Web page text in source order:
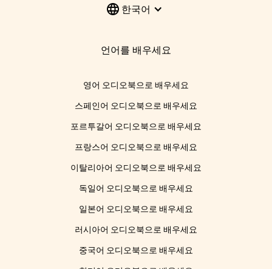
한국어
언어를 배우세요
영어 오디오북으로 배우세요
스페인어 오디오북으로 배우세요
포르투갈어 오디오북으로 배우세요
프랑스어 오디오북으로 배우세요
이탈리아어 오디오북으로 배우세요
독일어 오디오북으로 배우세요
일본어 오디오북으로 배우세요
러시아어 오디오북으로 배우세요
중국어 오디오북으로 배우세요